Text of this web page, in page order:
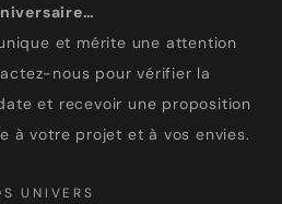
et mérite une attention
nous pour vérifier la
et recevoir une proposition
à votre projet et à vos envies.
UNIVERS